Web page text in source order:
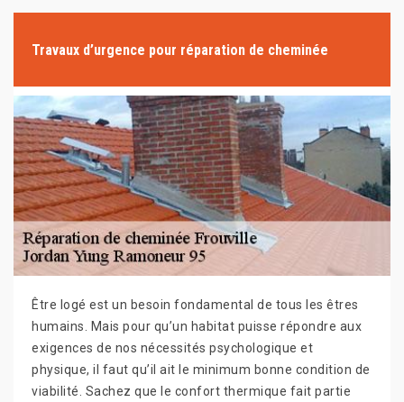
Travaux d’urgence pour réparation de cheminée
Être logé est un besoin fondamental de tous les êtres
humains. Mais pour qu’un habitat puisse répondre aux
exigences de nos nécessités psychologique et
physique, il faut qu’il ait le minimum bonne condition de
viabilité. Sachez que le confort thermique fait partie